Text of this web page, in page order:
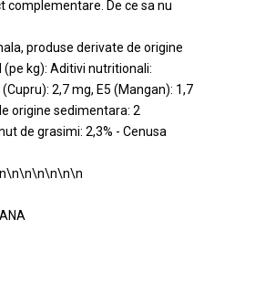
De ce sa nu
produse derivate de origine
kg): Aditivi nutritionali:
2,7 mg, E5 (Mangan): 1,7
origine sedimentara: 2
de grasimi: 2,3% - Cenusa